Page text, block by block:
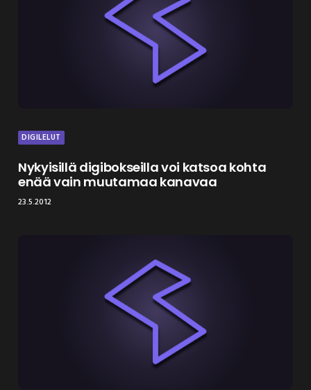
DIGILELUT
Nykyisillä digibokseilla voi katsoa kohta
enää vain muutamaa kanavaa
23.5.2012